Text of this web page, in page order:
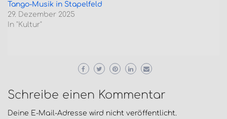
Tango-Musik in Stapelfeld
29. Dezember 2025
In "Kultur"
Schreibe einen Kommentar
Deine E-Mail-Adresse wird nicht veröffentlicht.